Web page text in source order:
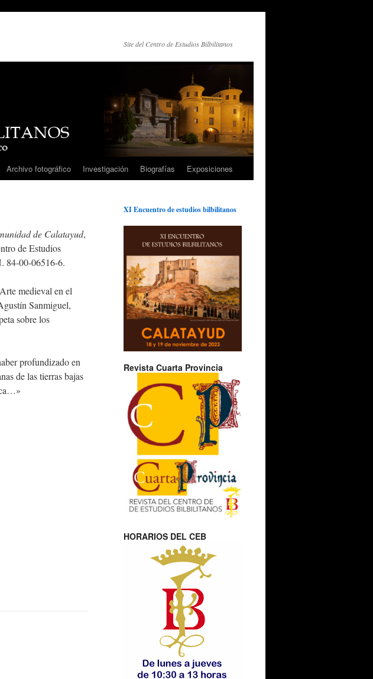
Site del Centro de Estudios Bilbilitanos
Archivo fotográfico Investigación Biografías Exposiciones
de Calatayud,
de Estudios
84-00-06516-6.
medieval en el
Sanmiguel,
sobre los
profundizado en
de las tierras bajas
XI Encuentro de estudios bilbilitanos
Revista Cuarta Provincia
HORARIOS DEL CEB